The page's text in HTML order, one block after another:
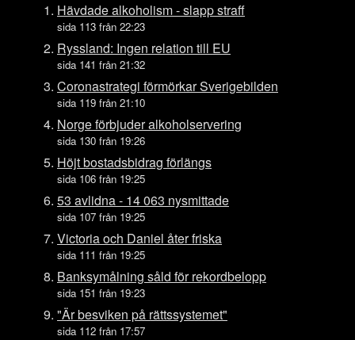
Mån 27 juli
Sön 26 juli
Lör 25 juli
Tors 23 juli
Ons 22 juli
Tis 21 juli
Mån 20 juli
Sön 19 juli
Lör 18 juli
Fre 17 juli
Tors 16 juli
Ons 15 juli
Tis 14 juli
Mån 13 juli
Hävdade alkoholism - slapp straff
sida 113 från 22:23
Ryssland: Ingen relation till EU
sida 141 från 21:32
Coronastrategi förmörkar Sverigebilden
sida 119 från 21:10
Norge förbjuder alkoholservering
sida 130 från 19:26
Höjt bostadsbidrag förlängs
sida 106 från 19:25
53 avlidna - 14 063 nysmittade
sida 107 från 19:25
Victoria och Daniel åter friska
sida 111 från 19:25
Banksymålning såld för rekordbelopp
sida 151 från 19:23
"Är besviken på rättssystemet"
sida 112 från 17:57